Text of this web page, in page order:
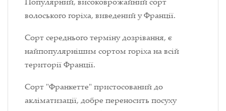
волоського горіха, виведений у Франції.
Сорт середнього терміну дозрівання, є
найпопулярнішим сортом горіха на всій
території Франції.
Сорт "Франкетте" пристосований до
акліматизації, добре переносить посуху